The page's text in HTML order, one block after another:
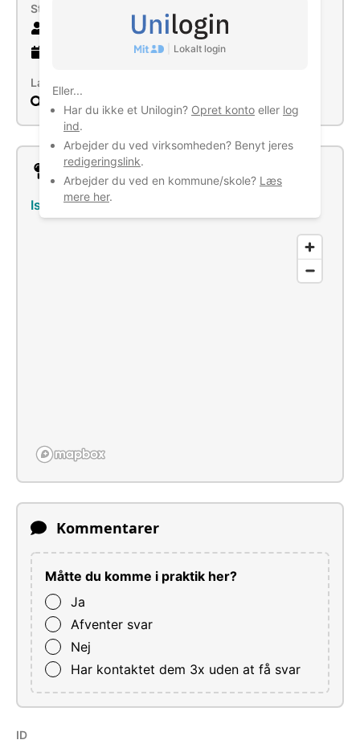
Lokalt login
Eller...
Har du ikke et Unilogin? Opret konto eller log
ind.
Arbejder du ved virksomheden? Benyt jeres
redigeringslink.
Arbejder du ved en kommune/skole? Læs
mere her.
Størrelse
gammel virksomhed
Læs mere
Søg
Lokation
Islevdalvej 214, 2610 Rødovre
Kommentarer
Måtte du komme i praktik her?
Ja
Afventer svar
Nej
Har kontaktet dem 3x uden at få svar
ID